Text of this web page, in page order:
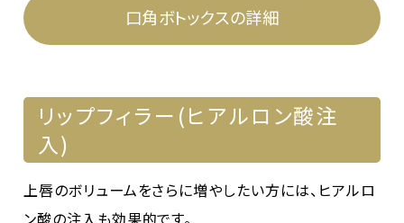
口角ボトックスの詳細
リップフィラー(ヒアルロン酸注
入)
上唇のボリュームをさらに増やしたい方には、ヒアルロ
ン酸の注入も効果的です。